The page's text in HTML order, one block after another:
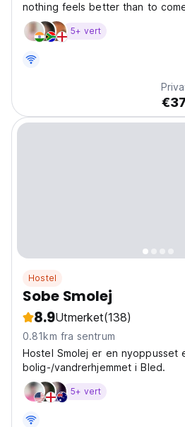
nothing feels better than to
where you can unwind and
travellers over a local beer or
5+ vert
Hostel
Sobe Smolej
8.9Utmerket(138)
0.81km fra sentrum
Hostel Smolej er en nyoppusset
bolig-/vandrerhjemmet i Bled.
5+ vert